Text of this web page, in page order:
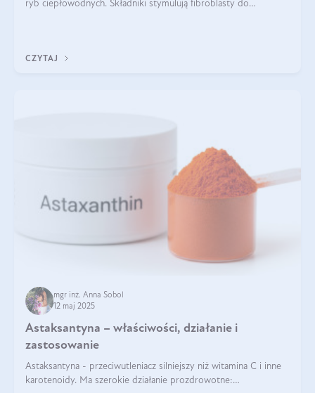
ryb ciepłowodnych. Składniki stymulują fibroblasty do
CZYTAJ
mgr inż. Anna Sobol
12 maj 2025
Astaksantyna – właściwości, działanie i
zastosowanie
Astaksantyna - przeciwutleniacz silniejszy niż witamina C i inne
karotenoidy. Ma szerokie działanie prozdrowotne: